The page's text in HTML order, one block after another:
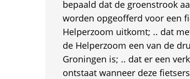
bepaald dat de groenstrook
worden opgeofferd voor een
Helperzoom uitkomt; .. dat
de Helperzoom een van de
Groningen is; .. dat er een
ontstaat wanneer deze